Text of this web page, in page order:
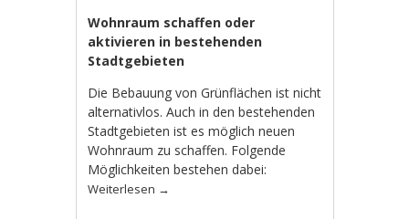
Wohnraum schaffen oder
aktivieren in bestehenden
Stadtgebieten
Die Bebauung von Grünflächen ist nicht
alternativlos. Auch in den bestehenden
Stadtgebieten ist es möglich neuen
Wohnraum zu schaffen. Folgende
Möglichkeiten bestehen dabei:
Weiterlesen →